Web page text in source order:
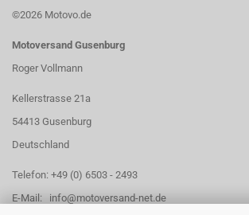
©2026 Motovo.de
Motoversand Gusenburg
Roger Vollmann
Kellerstrasse 21a
54413 Gusenburg
Deutschland
Telefon: +49 (0) 6503 - 2493
E-Mail: info@motoversand-net.de